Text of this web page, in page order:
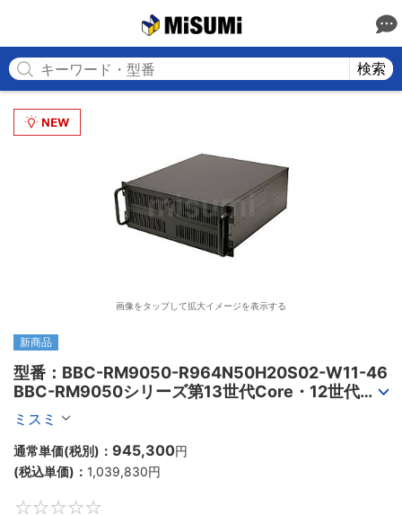
検索
画像をタップして拡大イメージを表示する
新商品
型番：BBC-RM9050-R964N50H20S02-W11-46
BBC-RM9050シリーズ第13世代Core・12世代
Celeron対応ラックマウント3PCIe
ミスミ
通常単価(税別)： 945,300円
(税込単価)： 1,039,830円